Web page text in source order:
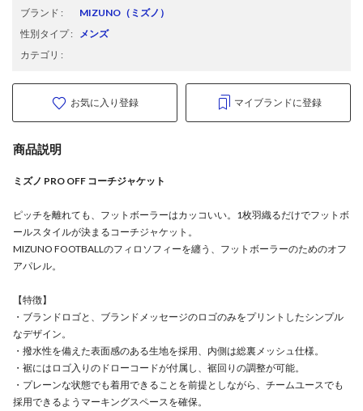
ブランド : MIZUNO （ミズノ）
性別タイプ:
メンズ
カテゴリ :
お気に入り登録 マイブランドに登録
商品説明
ミズノ PRO OFF コーチジャケット
ピッチを離れても、フットボーラーはカッコいい。1枚羽織るだけでフットボ
ールスタイルが決まるコーチジャケット。
MIZUNO FOOTBALLのフィロソフィーを纏う、フットボーラーのためのオフ
アパレル。
【特徴】
・ブランドロゴと、ブランドメッセージのロゴのみをプリントしたシンプル
なデザイン。
・撥水性を備えた表面感のある生地を採用、内側は総裏メッシュ仕様。
・裾にはロゴ入りのドローコードが付属し、裾回りの調整が可能。
・プレーンな状態でも着用できることを前提としながら、チームユースでも
採用できるようマーキングスペースを確保。